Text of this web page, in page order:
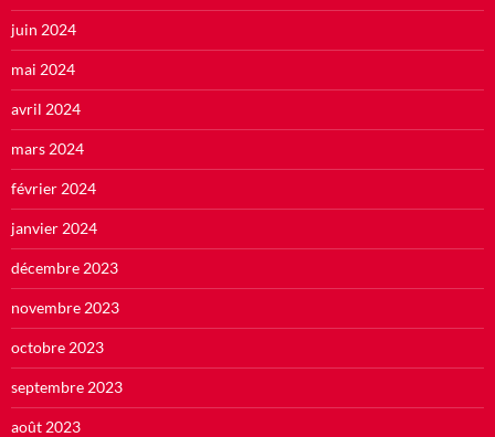
juin 2024
mai 2024
avril 2024
mars 2024
février 2024
janvier 2024
décembre 2023
novembre 2023
octobre 2023
septembre 2023
août 2023